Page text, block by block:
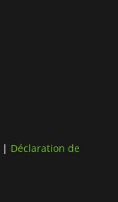
| Déclaration de